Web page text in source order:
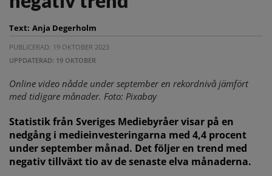
Text: Anja Degerholm
PUBLICERAD: 19 OKTOBER 2023
UPPDATERAD: 19 OKTOBER
Online video nådde under september en rekordnivå jämfört
med tidigare månader. Foto: Pixabay
Statistik från Sveriges Mediebyråer visar på en
nedgång i medieinvesteringarna med 4,4 procent
under september månad. Det följer en trend med
negativ tillväxt tio av de senaste elva månaderna.